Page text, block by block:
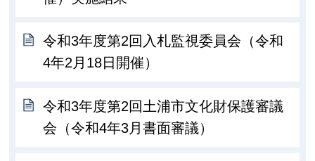
令和3年度第2回入札監視委員会（令和
4年2月18日開催）
令和3年度第2回土浦市文化財保護審議
会（令和4年3月書面審議）